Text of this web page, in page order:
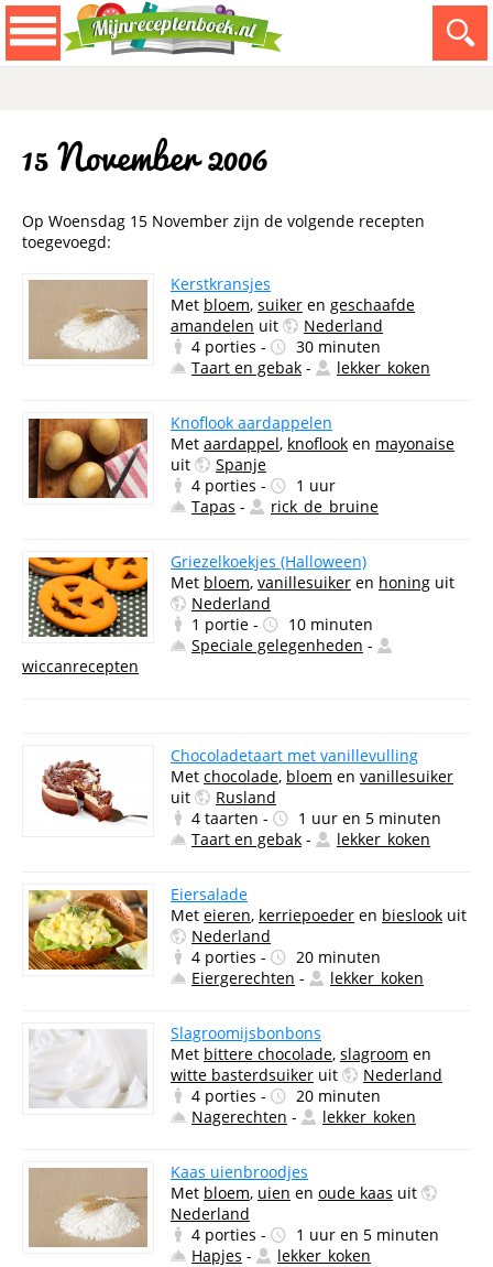
15 November 2006
Op Woensdag 15 November zijn de volgende recepten
toegevoegd:
Kerstkransjes
Met bloem, suiker en geschaafde
amandelen uit
Nederland
4 porties -
30 minuten
Taart en gebak - lekker_koken
Knoflook aardappelen
Met aardappel, knoflook en mayonaise
uit
Spanje
4 porties -
1 uur
Tapas - rick_de_bruine
Griezelkoekjes (Halloween)
Met bloem, vanillesuiker en honing uit
Nederland
1 portie -
10 minuten
Speciale gelegenheden -
wiccanrecepten
Chocoladetaart met vanillevulling
Met chocolade, bloem en vanillesuiker
uit
Rusland
4 taarten -
1 uur en 5 minuten
Taart en gebak - lekker_koken
Eiersalade
Met eieren, kerriepoeder en bieslook uit
Nederland
4 porties -
20 minuten
Eiergerechten - lekker_koken
Slagroomijsbonbons
Met bittere chocolade, slagroom en
witte basterdsuiker uit
Nederland
4 porties -
20 minuten
Nagerechten - lekker_koken
Kaas uienbroodjes
Met bloem, uien en oude kaas uit
Nederland
4 porties -
1 uur en 5 minuten
Hapjes - lekker_koken